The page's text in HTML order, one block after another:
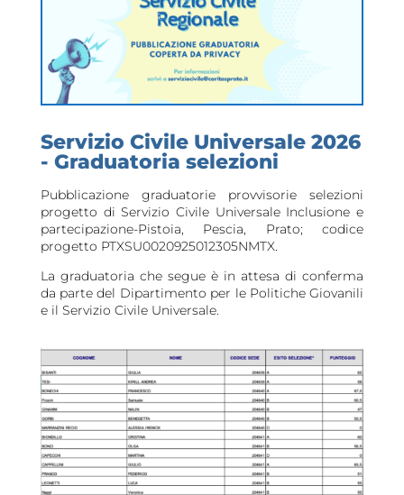
Servizio Civile Universale 2026
- Graduatoria selezioni
Pubblicazione graduatorie provvisorie selezioni
progetto di Servizio Civile Universale Inclusione e
partecipazione-Pistoia, Pescia, Prato; codice
progetto PTXSU0020925012305NMTX.
La graduatoria che segue è in attesa di conferma
da parte del Dipartimento per le Politiche Giovanili
e il Servizio Civile Universale.